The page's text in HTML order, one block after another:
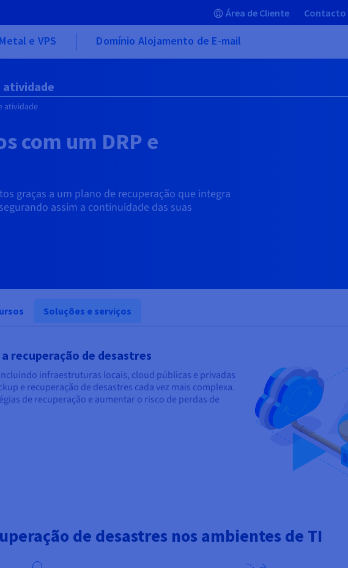
Área de Cliente Contacto
e VPS Domínio Alojamento de E-mail
atividade
atividade
com um DRP e
graças a um plano de recuperação que integra
assim a continuidade das suas
Soluções e serviços
recuperação de desastres
infraestruturas locais, cloud públicas e privadas
e recuperação de desastres cada vez mais complexa.
de recuperação e aumentar o risco de perdas de
de desastres nos ambientes de TI